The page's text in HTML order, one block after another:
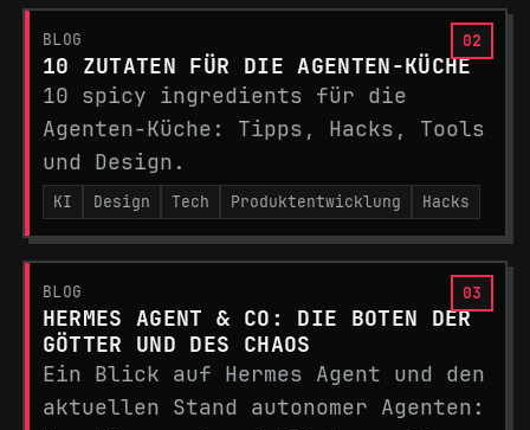
BLOG
10 ZUTATEN FÜR DIE AGENTEN-KÜCHE
10 spicy ingredients für die
Agenten-Küche: Tipps, Hacks, Tools
und Design.
KI Design Tech Produktentwicklung Hacks
BLOG
HERMES AGENT & CO: DIE BOTEN DER
GÖTTER UND DES CHAOS
Ein Blick auf Hermes Agent und den
aktuellen Stand autonomer Agenten: